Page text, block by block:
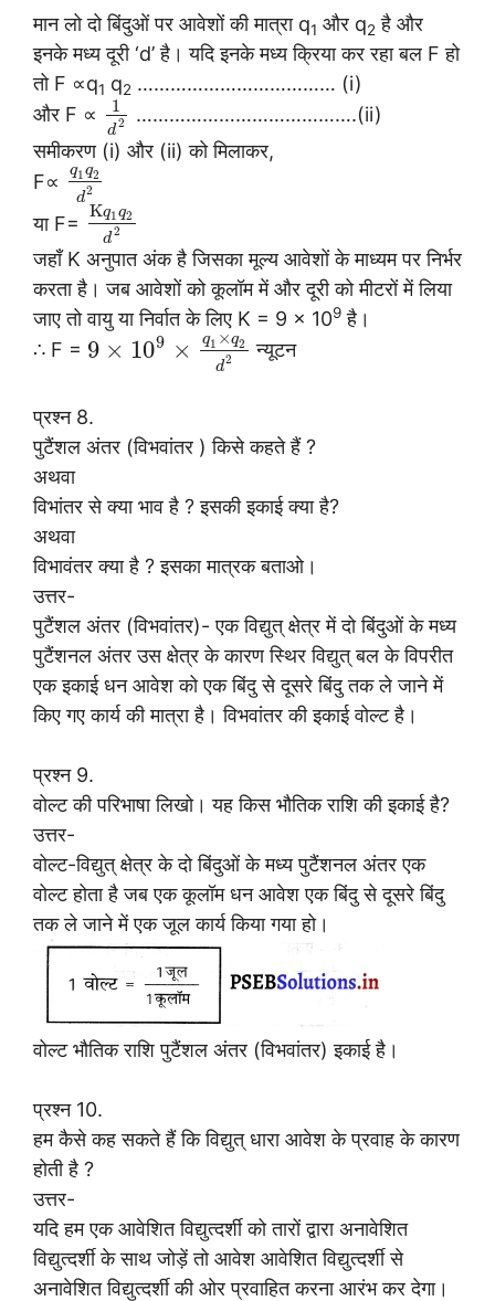
मान लो दो बिंदुओं पर आवेशों की मात्रा q1 और q2 है और
इनके मध्य दूरी ‘d’ है। यदि इनके मध्य क्रिया कर रहा बल F हो
तो F ∝q1 q2 ……………………………… (i)
और F ∝
1
d2
………………………………….(ii)
समीकरण (i) और (ii) को मिलाकर,
F∝
q1q2
d2
या F=
Kq1q2
d2
जहाँ K अनुपात अंक है जिसका मूल्य आवेशों के माध्यम पर निर्भर
करता है। जब आवेशों को कूलॉम में और दूरी को मीटरों में लिया
जाए तो वायु या निर्वात के लिए K = 9 x 109 है।
∴ F = 9 × 109 × q1 ×q2
d2 न्यूटन
प्रश्न 8.
पुटैंशल अंतर (विभवांतर ) किसे कहते हैं ?
अथवा
विभांतर से क्या भाव है ? इसकी इकाई क्या है?
अथवा
विभावंतर क्या है ? इसका मात्रक बताओ।
उत्तर-
पुटैंशल अंतर (विभवांतर)- एक विद्युत् क्षेत्र में दो बिंदुओं के मध्य
पुटैंशनल अंतर उस क्षेत्र के कारण स्थिर विद्युत् बल के विपरीत
एक इकाई धन आवेश को एक बिंदु से दूसरे बिंदु तक ले जाने में
किए गए कार्य की मात्रा है। विभवांतर की इकाई वोल्ट है।
प्रश्न 9.
वोल्ट की परिभाषा लिखो। यह किस भौतिक राशि की इकाई है?
उत्तर-
वोल्ट-विद्युत् क्षेत्र के दो बिंदुओं के मध्य पुटैंशनल अंतर एक
वोल्ट होता है जब एक कूलॉम धन आवेश एक बिंदु से दूसरे बिंदु
तक ले जाने में एक जूल कार्य किया गया हो।
वोल्ट भौतिक राशि पुटैंशल अंतर (विभवांतर) इकाई है।
प्रश्न 10.
हम कैसे कह सकते हैं कि विद्युत् धारा आवेश के प्रवाह के कारण
होती है ?
उत्तर-
यदि हम एक आवेशित विद्युत्दर्शी को तारों द्वारा अनावेशित
विद्युत्दर्शी के साथ जोड़ें तो आवेश आवेशित विद्युत्दर्शी से
अनावेशित विद्युत्दर्शी की ओर प्रवाहित करना आरंभ कर देगा।